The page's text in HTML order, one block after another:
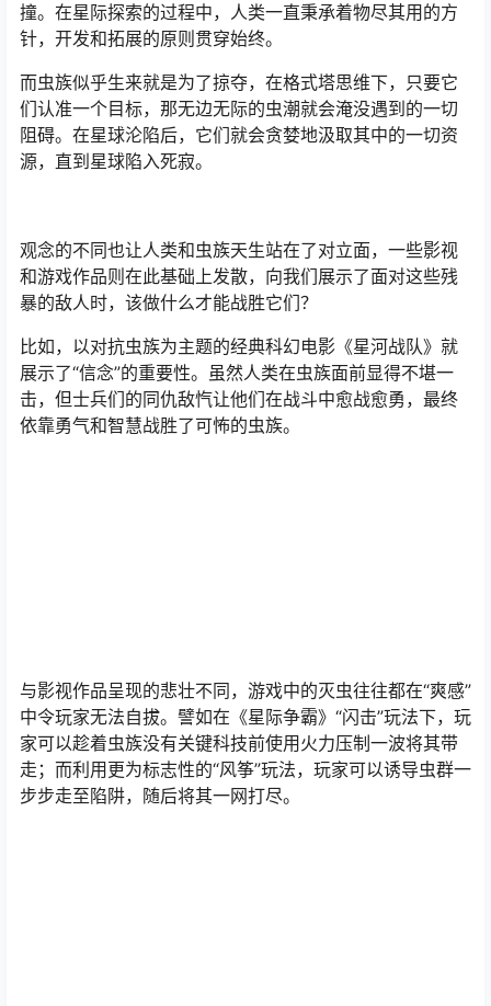
撞。在星际探索的过程中，人类一直秉承着物尽其用的方
针，开发和拓展的原则贯穿始终。
而虫族似乎生来就是为了掠夺，在格式塔思维下，只要它
们认准一个目标，那无边无际的虫潮就会淹没遇到的一切
阻碍。在星球沦陷后，它们就会贪婪地汲取其中的一切资
源，直到星球陷入死寂。
观念的不同也让人类和虫族天生站在了对立面，一些影视
和游戏作品则在此基础上发散，向我们展示了面对这些残
暴的敌人时，该做什么才能战胜它们？
比如，以对抗虫族为主题的经典科幻电影《星河战队》就
展示了“信念”的重要性。虽然人类在虫族面前显得不堪一
击，但士兵们的同仇敌忾让他们在战斗中愈战愈勇，最终
依靠勇气和智慧战胜了可怖的虫族。
与影视作品呈现的悲壮不同，游戏中的灭虫往往都在“爽感”
中令玩家无法自拔。譬如在《星际争霸》“闪击”玩法下，玩
家可以趁着虫族没有关键科技前使用火力压制一波将其带
走；而利用更为标志性的“风筝”玩法，玩家可以诱导虫群一
步步走至陷阱，随后将其一网打尽。